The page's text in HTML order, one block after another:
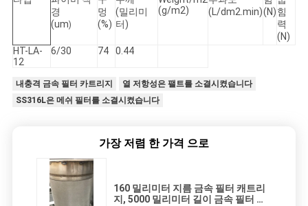
이
트
경
(um)
멍
(%)
(밀리미
터)
(g/m2)
(L/dm2.min)(N)힘
력
(N)
HT-LA-
12
6/30 74 0.44
내충격 금속 필터 카트리지
열 저항성은 팰트를 소결시켰습니다
SS316L은 메쉬 필터를 소결시켰습니다
가장 저렴 한 가격 으로
160 밀리미터 지름 금속 필터 캐트리
지, 5000 밀리미터 길이 금속 필터 엘